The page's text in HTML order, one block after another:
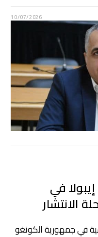
10/07/2026
في
الانتشار
في جمهورية الكونغو